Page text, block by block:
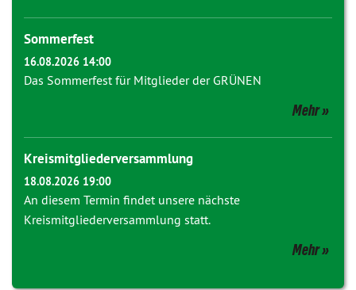
Sommerfest
16.08.2026 14:00
Das Sommerfest für Mitglieder der GRÜNEN
Mehr
Kreismitgliederversammlung
18.08.2026 19:00
An diesem Termin findet unsere nächste
Kreismitgliederversammlung statt.
Mehr